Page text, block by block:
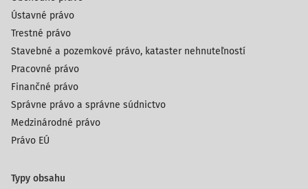
Ústavné právo
Trestné právo
Stavebné a pozemkové právo, kataster nehnuteľností
Pracovné právo
Finančné právo
Správne právo a správne súdnictvo
Medzinárodné právo
Právo EÚ
Typy obsahu